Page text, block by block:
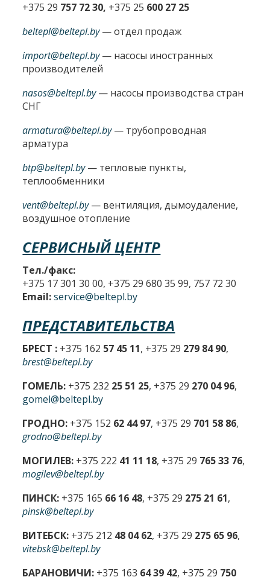
+375 29 757 72 30, +375 25 600 27 25
beltepl@beltepl.by— отдел продаж
import@beltepl.by— насосы иностранных
производителей
nasos@beltepl.by— насосы производства стран
СНГ
armatura@beltepl.by— трубопроводная
арматура
btp@beltepl.by— тепловые пункты,
теплообменники
vent@beltepl.by— вентиляция, дымоудаление,
воздушное отопление
СЕРВИСНЫЙ ЦЕНТР
Тел./факс:
+375 17 301 30 00, +375 29 680 35 99, 757 72 30
Email: service@beltepl.by
ПРЕДСТАВИТЕЛЬСТВА
БРЕСТ : +375 162 57 45 11, +375 29 279 84 90,
brest@beltepl.by
ГОМЕЛЬ: +375 232 25 51 25, +375 29 270 04 96,
gomel@beltepl.by
ГРОДНО: +375 152 62 44 97, +375 29 701 58 86,
grodno@beltepl.by
МОГИЛЕВ: +375 222 41 11 18, +375 29 765 33 76,
mogilev@beltepl.by
ПИНСК: +375 165 66 16 48, +375 29 275 21 61,
pinsk@beltepl.by
ВИТЕБСК: +375 212 48 04 62, +375 29 275 65 96,
vitebsk@beltepl.by
БАРАНОВИЧИ: +375 163 64 39 42, +375 29 750